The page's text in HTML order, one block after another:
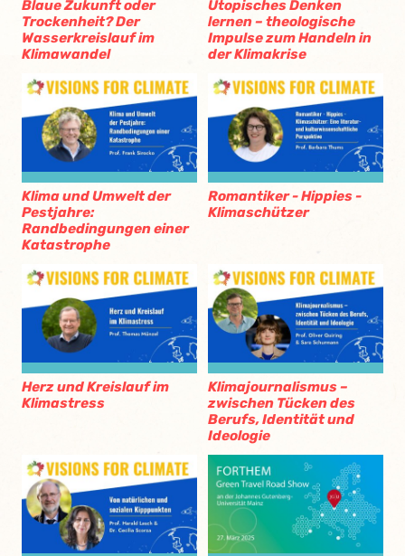
Blaue Zukunft oder
Trockenheit? Der
Wasserkreislauf im
Klimawandel
Utopisches Denken
lernen – theologische
Impulse zum Handeln in
der Klimakrise
Klima und Umwelt der
Pestjahre:
Randbedingungen einer
Katastrophe
Romantiker - Hippies -
Klimaschützer
Herz und Kreislauf im
Klimastress
Klimajournalismus –
zwischen Tücken des
Berufs, Identität und
Ideologie